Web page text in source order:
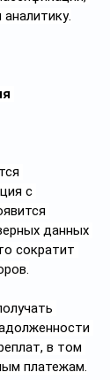
с
данных
сократит
в том
платежам.